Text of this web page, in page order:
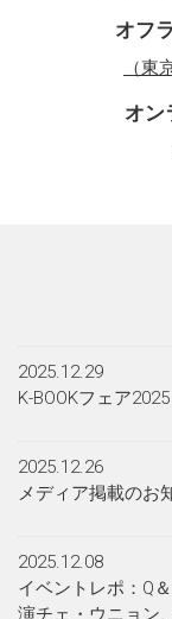
オフ
（東
オン
2025.12.29
K-BOOKフェア
2025.12.26
メディア掲載のお
2025.12.08
イベントレポ：Q
演チェ・ウニョン